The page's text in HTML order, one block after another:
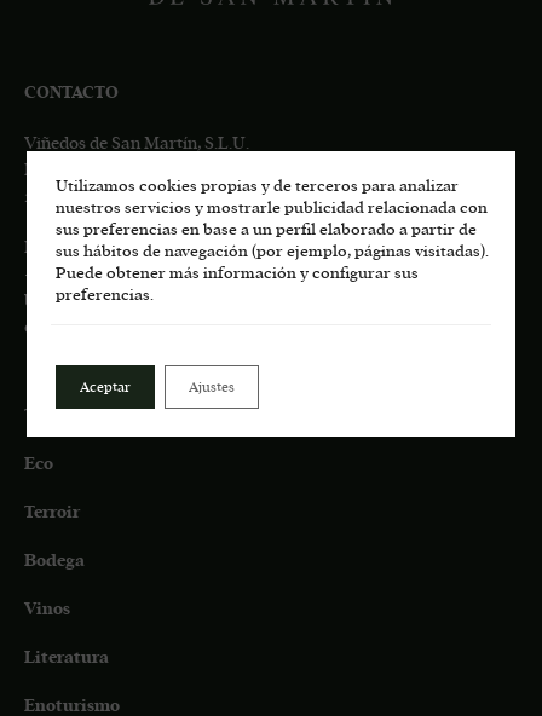
CONTACTO
Viñedos de San Martín, S.L.U.
Pago de Los Castillejos, Ctra. M-541 Km 4,7
28680 San Martín de Valdeiglesias, MADRID
Información general:
+34
617 00 75 77
bodega.lasmoradas@grupoenate.es
enoturismo.lasmoradas@grupoenate.es
Tienda
Eco
Terroir
Bodega
Vinos
Literatura
Enoturismo
Utilizamos cookies propias y de terceros para analizar
nuestros servicios y mostrarle publicidad relacionada con
sus preferencias en base a un perfil elaborado a partir de
sus hábitos de navegación (por ejemplo, páginas visitadas).
Puede obtener más información y configurar sus
preferencias.
Aceptar Ajustes